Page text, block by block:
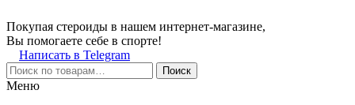
Покупая стероиды в нашем интернет-магазине,
Вы помогаете себе в спорте!
Написать в Telegram
Поиск
Меню